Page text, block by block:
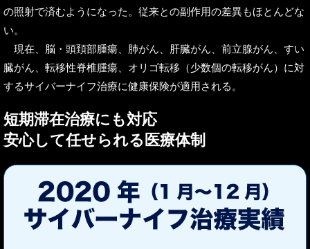
の照射で済むようになった。従来との副作用の差異もほとんどな
い。
現在、脳・頭頚部腫瘍、肺がん、肝臓がん、前立腺がん、すい
臓がん、転移性脊椎腫瘍、オリゴ転移（少数個の転移がん）に対
するサイバーナイフ治療に健康保険が適用される。
短期滞在治療にも対応
安心して任せられる医療体制